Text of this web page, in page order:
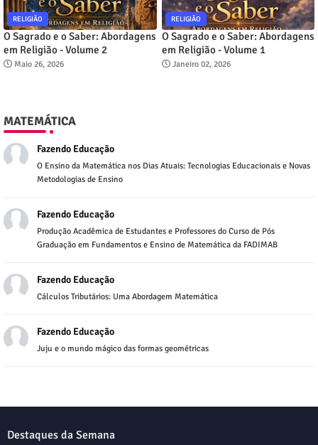
RELIGIÃO
O Sagrado e o Saber: Abordagens
em Religião - Volume 2
Maio 26, 2026
RELIGIÃO
O Sagrado e o Saber: Abordagens
em Religião - Volume 1
Janeiro 02, 2026
MATEMÁTICA
Fazendo Educação
O Ensino da Matemática nos Dias Atuais: Tecnologias Educacionais e Novas
Metodologias de Ensino
Fazendo Educação
Produção Acadêmica de Estudantes e Professores do Curso de Pós
Graduação em Fundamentos e Ensino de Matemática da FADIMAB
Fazendo Educação
Cálculos Tributários: Uma Abordagem Matemática
Fazendo Educação
Juju e o mundo mágico das formas geométricas
Destaques da Semana